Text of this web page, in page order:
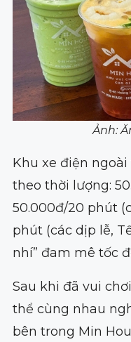
Ảnh:
Khu xe điện
theo thời lượng:
50.000đ/20 phút
phút (các dịp lễ,
nhí” đam mê tốc
Sau khi đã vui
thể cùng nhau
bên trong Min